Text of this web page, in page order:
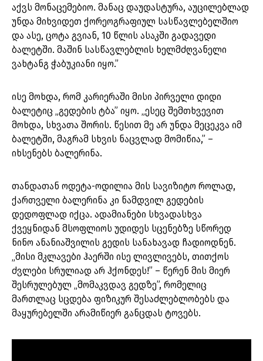
აქვს მონაცემებიო. მანაც დაუდასტურა, აუცილებლად
უნდა მიხვიდეთ ქორეოგრაფიულ სასწავლებელშიო
და ასე, ცოტა გვიან, 10 წლის ასაკში გადავედი
ბალეტში. მაშინ სასწავლებლის ხელმძღვანელი
ვახტანგ ჭაბუკიანი იყო.”
ისე მოხდა, რომ კარიერაში მისი პირველი დიდი
ბალეტიც „გედების ტბა” იყო. „ესეც შემთხვევით
მოხდა, სხვათა შორის. წესით მე არ უნდა მეცეკვა იმ
ბალეტში, მაგრამ სხვის ნაცვლად მომიწია,” –
იხსენებს ბალერინა.
თანდათან ოდეტა-ოდილია მის სავიზიტო როლად,
ქართველი ბალერინა კი ნამდვილ გედების
დედოფლად იქცა. ადამიანები სხვადასხვა
ქვეყნიდან მსოფლიოს უდიდეს სცენებზე სწორედ
ნინო ანანიაშვილის გედის სანახავად ჩადიოდნენ.
„მისი მკლავები ჰაერში ისე ლივლივებს, თითქოს
ძვლები სრულიად არ ჰქონდეს!” – წერენ მის მიერ
შესრულებულ „მომაკვდავ გედზე”, რომელიც
მართლაც სცდება ფიზიკურ შესაძლებლობებს და
მაყურებელში არამიწიერ განცდას ტოვებს.